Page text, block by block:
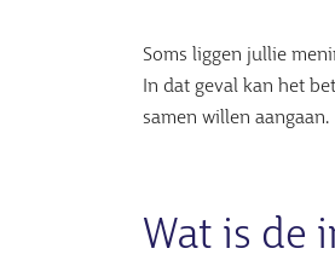
Soms liggen jullie
In dat geval kan het
samen willen aangaan.
Wat is de